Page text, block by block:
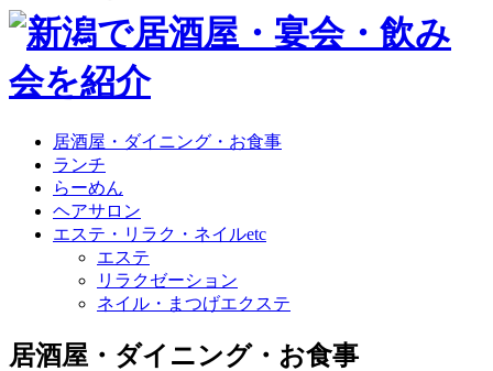
居酒屋・ダイニング・お食事
ランチ
らーめん
ヘアサロン
エステ・リラク・ネイルetc
エステ
リラクゼーション
ネイル・まつげエクステ
居酒屋・ダイニング・お食事